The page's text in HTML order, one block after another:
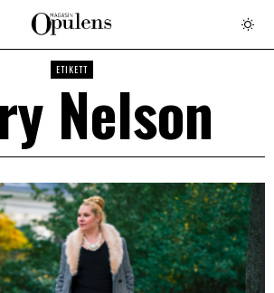
ETIKETT
Nelson